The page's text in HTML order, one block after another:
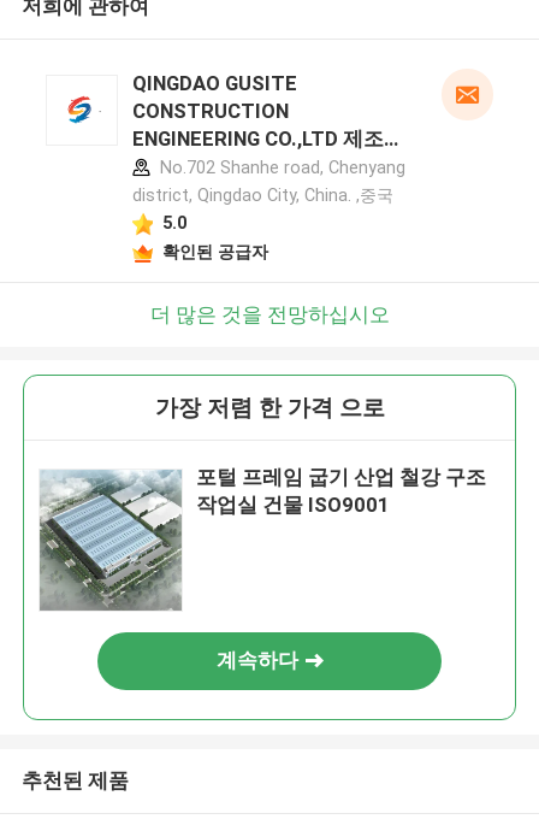
저희에 관하여
QINGDAO GUSITE
CONSTRUCTION
ENGINEERING CO.,LTD 제조업
체 프로필
No.702 Shanhe road, Chenyang
district, Qingdao City, China. ,중국
5.0
확인된 공급자
더 많은 것을 전망하십시오
가장 저렴 한 가격 으로
포털 프레임 굽기 산업 철강 구조
작업실 건물 ISO9001
계속하다
추천된 제품